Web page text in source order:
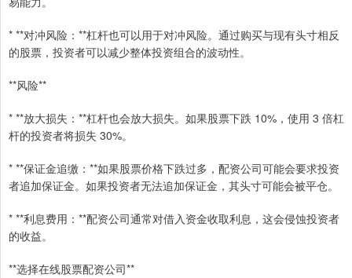
* **对冲风险：**杠杆也可以用于对冲风险。通过购买与现有头寸相反
的股票，投资者可以减少整体投资组合的波动性。
**风险**
* **放大损失：**杠杆也会放大损失。如果股票下跌 10%，使用 3 倍杠
杆的投资者将损失 30%。
* **保证金追缴：**如果股票价格下跌过多，配资公司可能会要求投资
者追加保证金。如果投资者无法追加保证金，其头寸可能会被平仓。
* **利息费用：**配资公司通常对借入资金收取利息，这会侵蚀投资者
的收益。
**选择在线股票配资公司**